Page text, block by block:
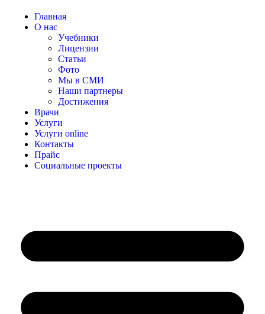
Главная
О нас
Учебники
Лицензии
Статьи
Фото
Мы в СМИ
Наши партнеры
Достижения
Врачи
Услуги
Услуги online
Контакты
Прайс
Социальные проекты